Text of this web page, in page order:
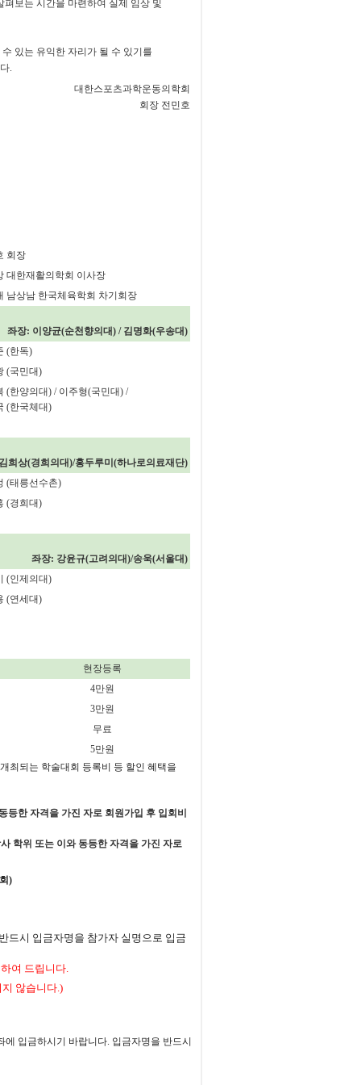
보는 시간을 마련하여 실제 임상 및
있는 유익한 자리가 될 수 있기를
.
대한스포츠과학운동의학회
회장 전민호
회장
대한재활의학회 이사장
남상남 한국체육학회 차기회장
좌장: 이양균(순천향의대) / 김명화(우송대)
(한독)
(국민대)
(한양의대) / 이주형(국민대) /
(한국체대)
희상(경희의대)/홍두루미 (하나로의료재단)
(태릉선수촌)
(경희대)
좌장: 강윤규(고려의대)/송욱(서울대)
(인제의대)
(연세대)
현장등록
4만원
3만원
무료
5만원
최되는 학술대회 등록비 등 할인 혜택을
등한 자격을 가진 자로 회원가입 후 입회비
학위 또는 이와 동등한 자격을 가진 자로
)
드시 입금자명을 참가자 실명으로 입금
여 드립니다
않습니다 .)
에 입금하시기 바랍니다. 입금자명을 반드시